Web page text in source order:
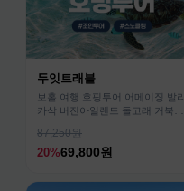
두잇트래블
보홀 여행 호핑투어 어메이징 발리
카삭 버진아일랜드 돌고래 거북이
87,250원
20%69,800원